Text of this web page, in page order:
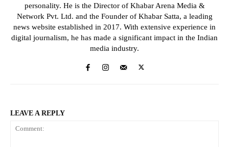
personality. He is the Director of Khabar Arena Media &
Network Pvt. Ltd. and the Founder of Khabar Satta, a leading
news website established in 2017. With extensive experience in
digital journalism, he has made a significant impact in the Indian
media industry.
LEAVE A REPLY